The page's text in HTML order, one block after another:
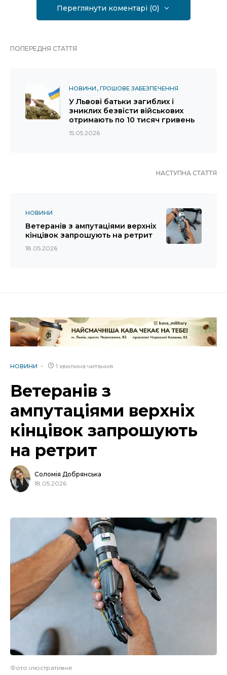
Переглянути коментарі (0)
ПОПЕРЕДНЯ СТАТТЯ
НОВИНИ ГРОШОВЕ ЗАБЕЗПЕЧЕННЯ
У Львові батьки загиблих і
зниклих безвісти військових
отримають по 10 тисяч гривень
15.05.2026
НАСТУПНА СТАТТЯ
НОВИНИ
Ветеранів з ампутаціями верхніх
кінцівок запрошують на ретрит
18.05.2026
НОВИНИ 1 хвилина читання
Ветеранів з
ампутаціями верхніх
кінцівок запрошують
на ретрит
Соломія Добрянська
18.05.2026
Фото ілюстративне